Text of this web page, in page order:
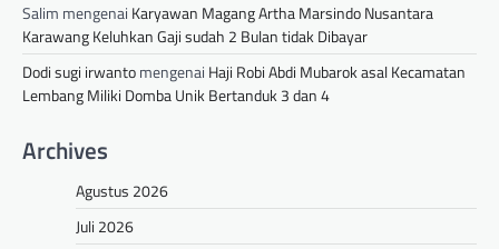
Salim mengenai Karyawan Magang Artha Marsindo Nusantara
Karawang Keluhkan Gaji sudah 2 Bulan tidak Dibayar
Dodi sugi irwantomengenai Haji Robi Abdi Mubarok asal Kecamatan
Lembang Miliki Domba Unik Bertanduk 3 dan 4
Archives
Agustus 2026
Juli 2026